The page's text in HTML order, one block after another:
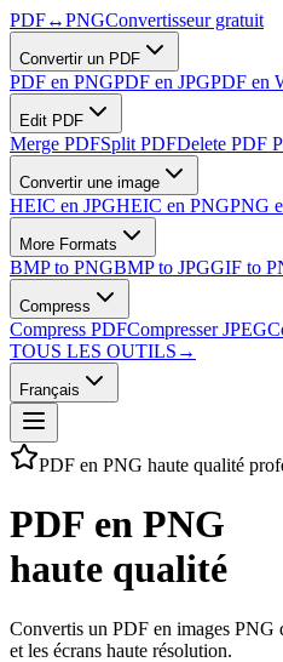
PDF↔PNGConvertisseur gratuit
Convertir un PDF
PDF en PNGPDF en JPGPDF en
Edit PDF
Merge PDFSplit PDFDelete PDF
Convertir une image
HEIC en JPGHEIC en PNGPNG
More Formats
BMP to PNGBMP to JPGGIF to
Compress
Compress PDFCompresser JPEG
TOUS LES OUTILS →
Français
PDF en PNG haute qualité
PDF en PNG
haute qualité
Convertis un PDF en images PNG
et les écrans haute résolution.